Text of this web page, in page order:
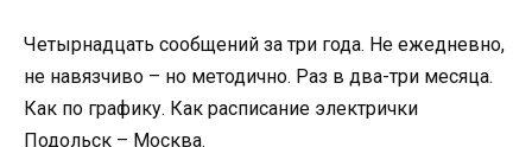
Четырнадцать сообщений за три года. Не ежедневно,
не навязчиво – но методично. Раз в два-три месяца.
Как по графику. Как расписание электрички
Подольск – Москва.